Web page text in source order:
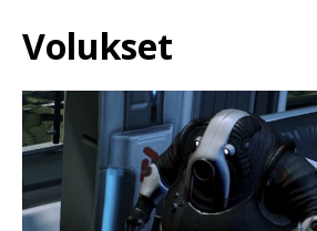
Volukset